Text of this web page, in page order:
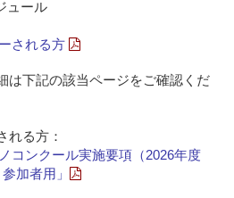
ュール
される方
は下記の該当ページをご確認くだ
れる方：
コンクール実施要項（2026年度
加者用」